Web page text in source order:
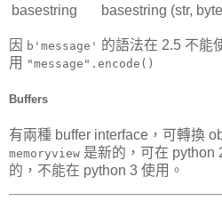
basestring
basestring (str,
因 b'message' 的語法在 2.5 不能
用 "message".encode()
Buffers
有兩種 buffer interface，可轉換
memoryview 是新的，可在 python
的，不能在 python 3 使用。